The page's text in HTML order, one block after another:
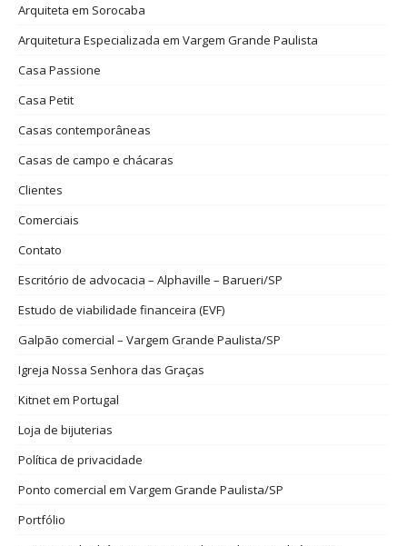
Arquiteta em Sorocaba
Arquitetura Especializada em Vargem Grande Paulista
Casa Passione
Casa Petit
Casas contemporâneas
Casas de campo e chácaras
Clientes
Comerciais
Contato
Escritório de advocacia – Alphaville – Barueri/SP
Estudo de viabilidade financeira (EVF)
Galpão comercial – Vargem Grande Paulista/SP
Igreja Nossa Senhora das Graças
Kitnet em Portugal
Loja de bijuterias
Política de privacidade
Ponto comercial em Vargem Grande Paulista/SP
Portfólio